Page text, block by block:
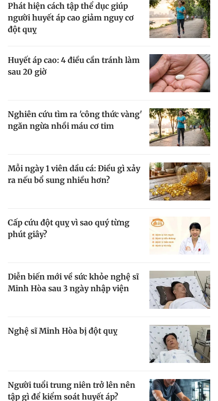
Phát hiện cách tập thể dục giúp
người huyết áp cao giảm nguy cơ
đột quỵ
Huyết áp cao: 4 điều cần tránh làm
sau 20 giờ
Nghiên cứu tìm ra 'công thức vàng'
ngăn ngừa nhồi máu cơ tim
Mỗi ngày 1 viên dầu cá: Điều gì xảy
ra nếu bổ sung nhiều hơn?
Cấp cứu đột quỵ vì sao quý từng
phút giây?
Diễn biến mới về sức khỏe nghệ sĩ
Minh Hòa sau 3 ngày nhập viện
Nghệ sĩ Minh Hòa bị đột quỵ
Người tuổi trung niên trở lên nên
tập gì để kiểm soát huyết áp?